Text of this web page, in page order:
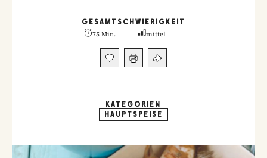
GESAMT
75 Min.
SCHWIERIGKEIT
mittel
KATEGORIEN
HAUPTSPEISE